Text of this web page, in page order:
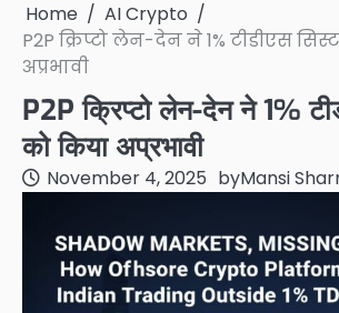
Home
AI Crypto
P2P क्रिप्टो लेन-देन ने 1% टीडीएस
अप्रभावी
P2P क्रिप्टो लेन-देन ने 1%
को किया अप्रभावी
November 4, 2025 byMansi